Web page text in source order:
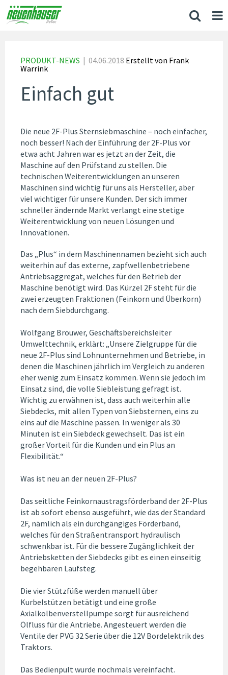
PRODUKT-NEWS | 04.06.2018 Erstellt von Frank
Warrink
Einfach gut
Die neue 2F-Plus Sternsiebmaschine – noch einfacher,
noch besser! Nach der Einführung der 2F-Plus vor
etwa acht Jahren war es jetzt an der Zeit, die
Maschine auf den Prüfstand zu stellen. Die
technischen Weiterentwicklungen an unseren
Maschinen sind wichtig für uns als Hersteller, aber
viel wichtiger für unsere Kunden. Der sich immer
schneller ändernde Markt verlangt eine stetige
Weiterentwicklung von neuen Lösungen und
Innovationen.
Das „Plus“ in dem Maschinennamen bezieht sich auch
weiterhin auf das externe, zapfwellenbetriebene
Antriebsaggregat, welches für den Betrieb der
Maschine benötigt wird. Das Kürzel 2F steht für die
zwei erzeugten Fraktionen (Feinkorn und Überkorn)
nach dem Siebdurchgang.
Wolfgang Brouwer, Geschäftsbereichsleiter
Umwelttechnik, erklärt: „Unsere Zielgruppe für die
neue 2F-Plus sind Lohnunternehmen und Betriebe, in
denen die Maschinen jährlich im Vergleich zu anderen
eher wenig zum Einsatz kommen. Wenn sie jedoch im
Einsatz sind, die volle Siebleistung gefragt ist.
Wichtig zu erwähnen ist, dass auch weiterhin alle
Siebdecks, mit allen Typen von Siebsternen, eins zu
eins auf die Maschine passen. In weniger als 30
Minuten ist ein Siebdeck gewechselt. Das ist ein
großer Vorteil für die Kunden und ein Plus an
Flexibilität.“
Was ist neu an der neuen 2F-Plus?
Das seitliche Feinkornaustragsförderband der 2F-Plus
ist ab sofort ebenso ausgeführt, wie das der Standard
2F, nämlich als ein durchgängiges Förderband,
welches für den Straßentransport hydraulisch
schwenkbar ist. Für die bessere Zugänglichkeit der
Antriebsketten der Siebdecks gibt es einen einseitig
begehbaren Laufsteg.
Die vier Stützfüße werden manuell über
Kurbelstützen betätigt und eine große
Axialkolbenverstellpumpe sorgt für ausreichend
Ölfluss für die Antriebe. Angesteuert werden die
Ventile der PVG 32 Serie über die 12V Bordelektrik des
Traktors.
Das Bedienpult wurde nochmals vereinfacht.